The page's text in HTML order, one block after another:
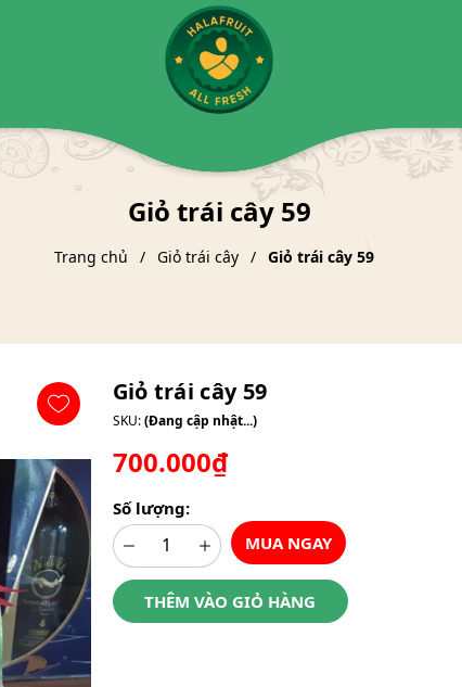
Giỏ trái cây 59
Trang chủ Giỏ trái cây Giỏ trái cây 59
Giỏ trái cây 59
SKU:(Đang cập nhật...)
700.000₫
Số lượng:
MUA NGAY
THÊM VÀO GIỎ HÀNG